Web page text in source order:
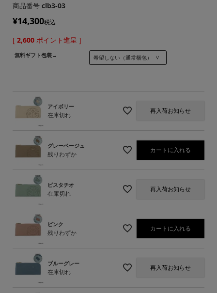
商品番号 clb3-03
¥14,300税込
[ 2,600 ポイント進呈 ]
無料ギフト包装→
アイボリー
在庫切れ
再入荷お知らせ
グレーベージュ
残りわずか
カートに入れる
ピスタチオ
在庫切れ
再入荷お知らせ
ピンク
残りわずか
カートに入れる
ブルーグレー
在庫切れ
再入荷お知らせ